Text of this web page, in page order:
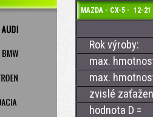
MAZDA - CX-5 - 12-
Rok výroby:
max.
max.
zvislé
hodnota D =